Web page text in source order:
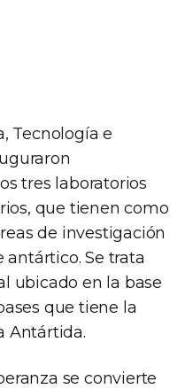
Tecnología e
tres laboratorios
que tienen como
de investigación
Se trata
ubicado en la base
que tiene la
Antártida.
se convierte